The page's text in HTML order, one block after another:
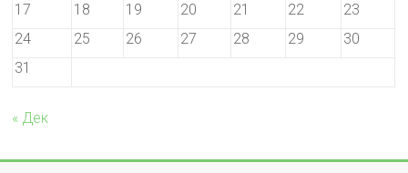
17
18 19 20 21 22
23
24
25 26 27 28 29
30
31
« Дек